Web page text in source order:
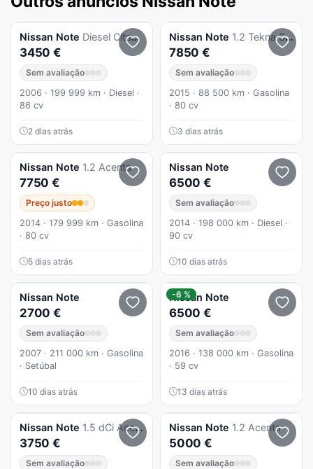
Nissan Note Diesel Citadino
3450 €
Sem avaliação
2006 · 199 999 km · Diesel ·
86 cv
2 dias atrás
Nissan Note 1.2 Tekna Sport
7850 €
Sem avaliação
2015 · 88 500 km · Gasolina
· 80 cv
3 dias atrás
Nissan Note 1.2 Acenta
7750 €
Preço justo
2014 · 179 999 km · Gasolina
· 80 cv
5 dias atrás
Nissan Note
6500 €
Sem avaliação
2014 · 198 000 km · Diesel ·
90 cv
10 dias atrás
Nissan Note
2700 €
Sem avaliação
2007 · 211 000 km · Gasolina
· Setúbal
10 dias atrás
-6 %
Nissan Note
6500 €
Sem avaliação
2016 · 138 000 km · Gasolina
· 59 cv
13 dias atrás
Nissan Note 1.5 dCi Acenta Pack
3750 €
Sem avaliação
Nissan Note 1.2 Acenta
5000 €
Sem avaliação